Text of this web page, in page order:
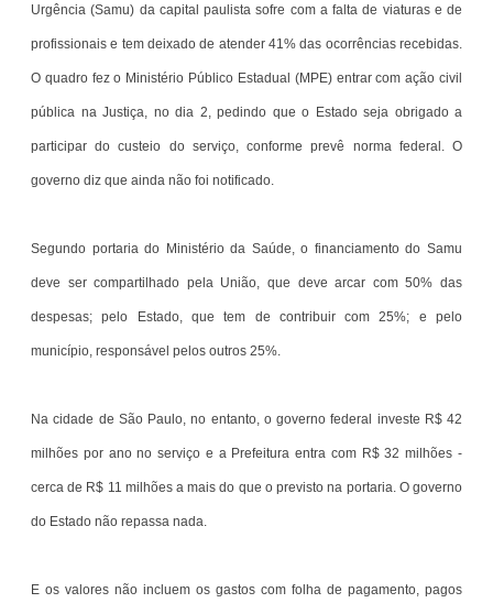
Urgência (Samu) da capital paulista sofre com a falta de viaturas e de
profissionais e tem deixado de atender 41% das ocorrências recebidas.
O quadro fez o Ministério Público Estadual (MPE) entrar com ação civil
pública na Justiça, no dia 2, pedindo que o Estado seja obrigado a
participar do custeio do serviço, conforme prevê norma federal. O
governo diz que ainda não foi notificado.
Segundo portaria do Ministério da Saúde, o financiamento do Samu
deve ser compartilhado pela União, que deve arcar com 50% das
despesas; pelo Estado, que tem de contribuir com 25%; e pelo
município, responsável pelos outros 25%.
Na cidade de São Paulo, no entanto, o governo federal investe R$ 42
milhões por ano no serviço e a Prefeitura entra com R$ 32 milhões -
cerca de R$ 11 milhões a mais do que o previsto na portaria. O governo
do Estado não repassa nada.
E os valores não incluem os gastos com folha de pagamento, pagos